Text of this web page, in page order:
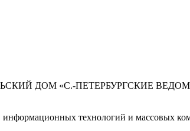
ДОМ «С.-ПЕТЕРБУРГСКИЕ
технологий и массовых